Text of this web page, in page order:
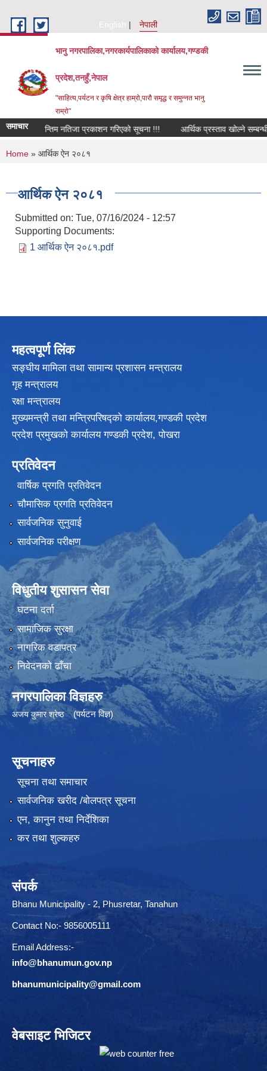
English
नेपाली
भानु नगरपालिका,नगरकार्यपालिकाको कार्यालय,गण्डकी
प्रदेश,तनहुँ,नेपाल
"साहित्य,पर्यटन र कृषि क्षेत्र हाम्रो,पारौ समृद्ध र समुन्नत भानु
राम्रो"
समाचार
पदको अन्तिम नतिजा प्रकाशन गरिएको सूचना !!! आर्थिक प्रस्ताव खोल्ने सम्बन्धी
You are here
Home » आर्थिक ऐन २०८१
आर्थिक ऐन २०८१
Submitted on: Tue, 07/16/2024 - 12:57
Supporting Documents:
1 आर्थिक ऐन २०८१.pdf
महत्वपूर्ण लिंक
सङ्घीय मामिला तथा सामान्य प्रशासन मन्त्रालय
गृह मन्त्रालय
रक्षा मन्त्रालय
मुख्यमन्त्री तथा मन्त्रिपरिषद्को कार्यालय,गण्डकी प्रदेश
प्रदेश प्रमुखकाे कार्यालय गण्डकी प्रदेश, पाेखरा
प्रतिवेदन
वार्षिक प्रगति प्रतिवेदन
चौमासिक प्रगति प्रतिवेदन
सार्वजनिक सुनुवाई
सार्वजनिक परीक्षण
विधुतीय शुसासन सेवा
घटना दर्ता
सामाजिक सुरक्षा
नागरिक वडापत्र
निवेदनको ढाँचा
नगरपालिका विज्ञहरु
अजय कुमार श्रेष्ठ (पर्यटन विज्ञ)
सूचनाहरु
सूचना तथा समाचार
सार्वजनिक खरीद /बोलपत्र सूचना
एन, कानुन तथा निर्देशिका
कर तथा शुल्कहरु
संपर्क
Bhanu Municipality - 2, Phusretar, Tanahun
Contact No:- 9856005111
Email Address:-
info@bhanumun.gov.np
bhanumunicipality@gmail.com
वेबसाइट भिजिटर